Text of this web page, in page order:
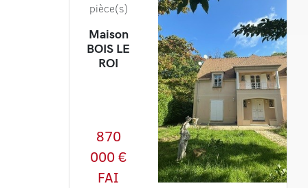
pièce(s)
Maison
BOIS LE
ROI
870
000 €
FAI